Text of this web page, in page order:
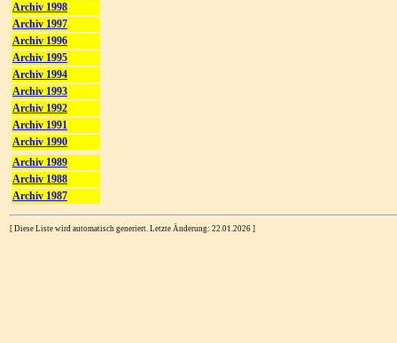
Archiv 1998
Archiv 1997
Archiv 1996
Archiv 1995
Archiv 1994
Archiv 1993
Archiv 1992
Archiv 1991
Archiv 1990
Archiv 1989
Archiv 1988
Archiv 1987
[ Diese Liste wird automatisch generiert. Letzte Änderung: 22.01.2026 ]